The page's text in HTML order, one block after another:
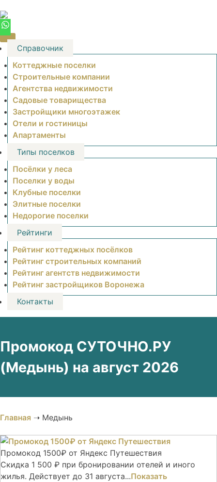
to
content
Справочник
Коттеджные поселки
Строительные компании
Агентства недвижимости
Садовые товарищества
Застройщики многоэтажек
Отели и гостиницы
Апартаменты
Типы поселков
Посёлки у леса
Поселки у воды
Клубные поселки
Элитные поселки
Недорогие поселки
Рейтинги
Рейтинг коттеджных посёлков
Рейтинг строительных компаний
Рейтинг агентств недвижимости
Рейтинг застройщиков Воронежа
Контакты
Промокод СУТОЧНО.РУ
(Медынь) на август 2026
Главная ➝ Медынь
Промокод 1500₽ от Яндекс Путешествия
Скидка 1 500 ₽ при бронировании отелей и иного
жилья. Действует до 31 августа...Показать